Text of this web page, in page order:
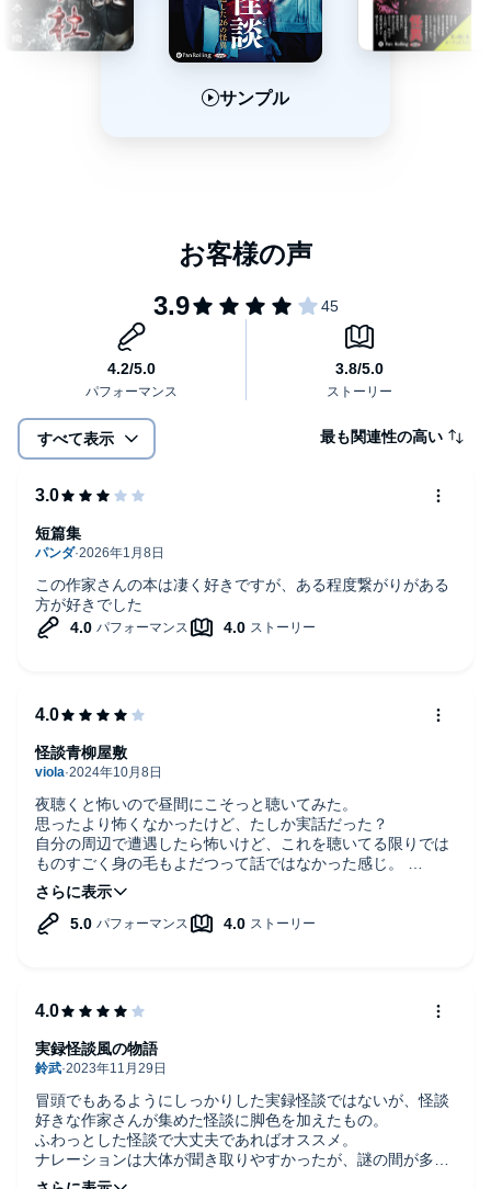
サンプル
すべて表示 最も関連性の高い
この作家さんの本は凄く好きですが、ある程度繋がりがある
方が好きでした
短篇集
夜聴くと怖いので昼間にこそっと聴いてみた。
思ったより怖くなかったけど、たしか実話だった？
自分の周辺で遭遇したら怖いけど、これを聴いてる限りでは
ものすごく身の毛もよだつって話ではなかった感じ。
ソフトなほどよいホラーで良かった。
怪談青柳屋敷
冒頭でもあるようにしっかりした実録怪談ではないが、怪談
好きな作家さんが集めた怪談に脚色を加えたもの。
ふわっとした怪談で大丈夫であればオススメ。
ナレーションは大体が聞き取りやすかったが、謎の間が多数
存在しそこがとても気になる。
実録怪談風の物語